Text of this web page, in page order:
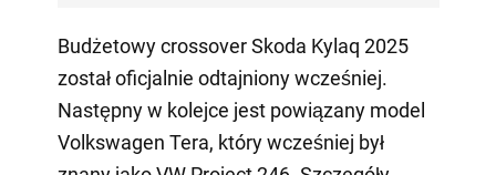
Budżetowy crossover Skoda Kylaq 2025
został oficjalnie odtajniony wcześniej.
Następny w kolejce jest powiązany model
Volkswagen Tera, który wcześniej był